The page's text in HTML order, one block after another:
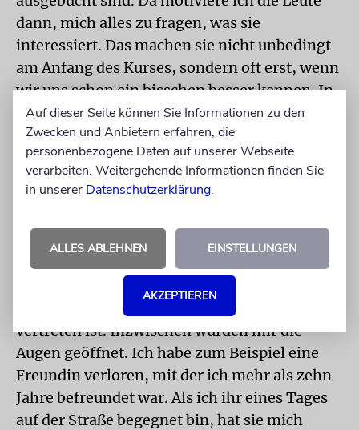
dann, mich alles zu fragen, was sie
interessiert. Das machen sie nicht unbedingt
am Anfang des Kurses, sondern oft erst, wenn
wir uns schon ein bisschen besser kennen. In
den vergangenen zwei Jahren fragten mich
manche, wie es mir oder meiner Familie in
Israel geht. Es erscheint mir wichtig, dass die
Kursteilnehmer sich nicht nur auf das
verlassen, was sie in den deutschen Medien
lesen oder hören.
Man mag es naiv nennen, aber vor dem 7.
vertreten ist. Inzwischen wurden mir die
Augen geöffnet. Ich habe zum Beispiel eine
Freundin verloren, mit der ich mehr als zehn
Jahre befreundet war. Als ich ihr eines Tages
auf der Straße begegnet bin, hat sie mich
Auf dieser Seite können Sie Informationen zu den
Zwecken und Anbietern erfahren, die
personenbezogene Daten auf unserer Webseite
verarbeiten. Weitergehende Informationen finden Sie
in unserer Datenschutzerklärung.
ALLES ABLEHNEN EINSTELLUNGEN
AKZEPTIEREN